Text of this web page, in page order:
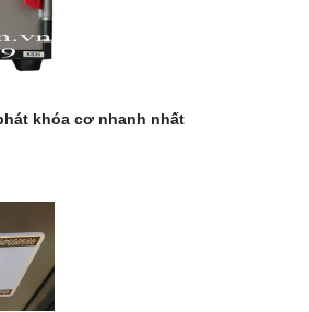
khóa cơ nhanh nhất